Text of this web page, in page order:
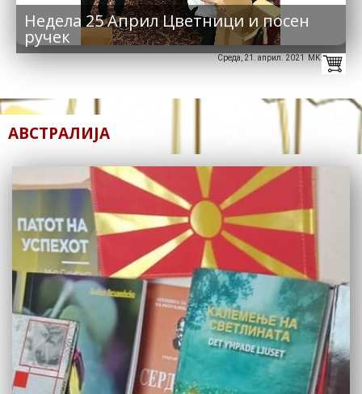
Недела 25 Април Цветници и посен
ручек
Среда, 21. април. 2021 MK
АВСТРАЛИЈА